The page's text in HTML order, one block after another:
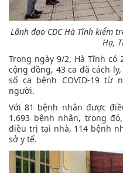
Lãnh đạo CDC Hà Tĩnh kiểm
Hạ,
Trong ngày 9/2, Hà Tĩnh có
cộng đồng, 43 ca đã cách
số ca bệnh COVID-19 từ
người.
Với 81 bệnh nhân được
1.693 bệnh nhân, trong
điều trị tại nhà, 114 bệnh
sở y tế.